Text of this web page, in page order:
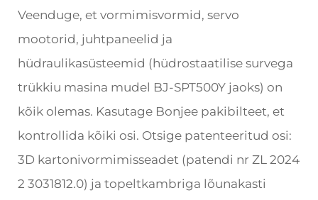
Veenduge, et vormimisvormid, servo
mootorid, juhtpaneelid ja
hüdraulikasüsteemid (hüdrostaatilise survega
trükkiu masina mudel BJ-SPT500Y jaoks) on
kõik olemas. Kasutage Bonjee pakibilteet, et
kontrollida kõiki osi. Otsige patenteeritud osi:
3D kartonivormimisseadet (patendi nr ZL 2024
2 3031812.0) ja topeltkambriga lõunakasti